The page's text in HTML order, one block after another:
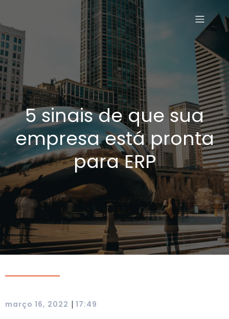
5 sinais de que sua
empresa está pronta
para ERP
março 16, 2022 | 17:49